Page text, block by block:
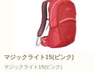
マジックライト15(ピンク)
マジックライト15(ピンク)